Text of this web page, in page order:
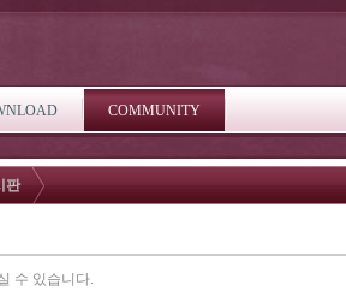
COMMUNITY
판
수 있습니다.